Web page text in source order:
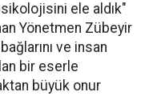
ele aldık"
Yönetmen Zübeyir
ve insan
bir eserle
büyük onur